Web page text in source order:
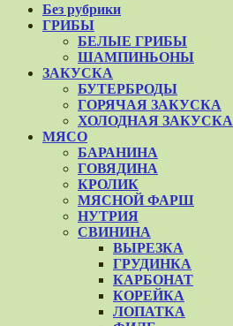
Без рубрики
ГРИБЫ
БЕЛЫЕ ГРИБЫ
ШАМПИНЬОНЫ
ЗАКУСКА
БУТЕРБРОДЫ
ГОРЯЧАЯ ЗАКУСКА
ХОЛОДНАЯ ЗАКУСКА
МЯСО
БАРАНИНА
ГОВЯДИНА
КРОЛИК
МЯСНОЙ ФАРШ
НУТРИЯ
СВИНИНА
ВЫРЕЗКА
ГРУДИНКА
КАРБОНАТ
КОРЕЙКА
ЛОПАТКА